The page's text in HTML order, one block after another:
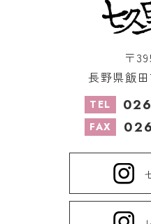
〒
長野県飯
TEL
FAX